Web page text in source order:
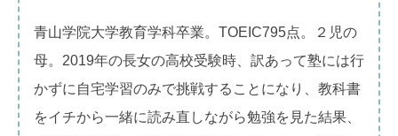
青山学院大学教育学科卒業。TOEIC795点。２児の
母。2019年の長女の高校受験時、訳あって塾には行
かずに自宅学習のみで挑戦することになり、教科書
をイチから一緒に読み直しながら勉強を見た結果、